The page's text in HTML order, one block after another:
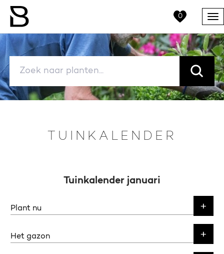
0
TUINKALENDER
Tuinkalender januari
Plant nu
Het gazon